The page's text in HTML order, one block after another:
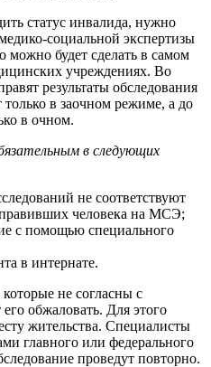
статус инвалида, нужно
социальной экспертизы
будет сделать в самом
учреждениях. Во
результаты обследования
в заочном режиме, а до
в очном.
в следующих
не соответствуют
человека на МСЭ;
с помощью специального
в интернате.
не согласны с
обжаловать. Для этого
жительства. Специалисты
главного или федерального
проведут повторно.